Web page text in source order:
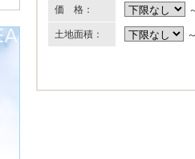
価 格：
土地面積：